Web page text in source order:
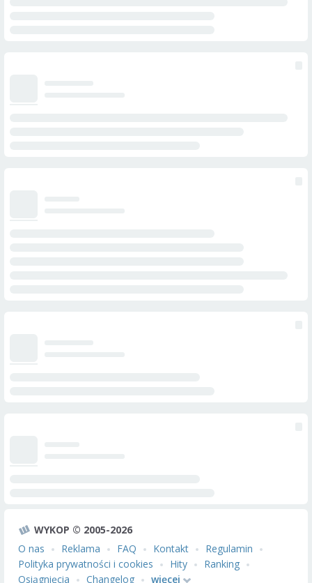
WYKOP © 2005-2026
O nas
Reklama FAQ Kontakt
Regulamin
Polityka prywatności i cookies
Hity
Ranking
Osiągnięcia
Changelog więcej